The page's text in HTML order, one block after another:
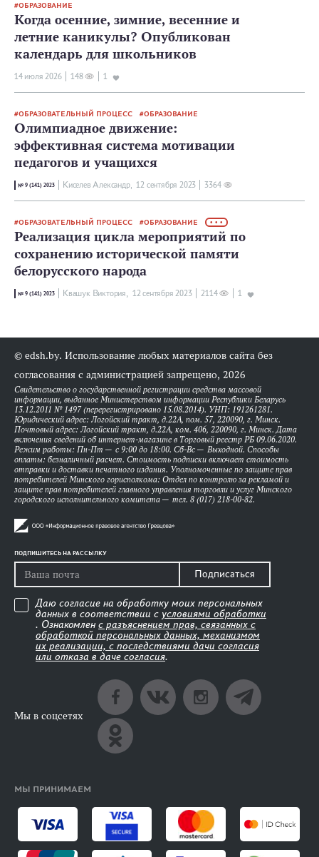
ОБРАЗОВАНИЕ
Когда осенние, зимние, весенние и
летние каникулы? Опубликован
календарь для школьников
14 июля 2026 148 1
ОБРАЗОВАТЕЛЬНЫЙ ПРОЦЕСС ОБРАЗОВАНИЕ
Олимпиадное движение:
эффективная система мотивации
педагогов и учащихся
№ 9 (141) 2023 Киселев Александр, 12 сентября 2023 3364
ОБРАЗОВАТЕЛЬНЫЙ ПРОЦЕСС ОБРАЗОВАНИЕ • • •
Реализация цикла мероприятий по
сохранению исторической памяти
белорусского народа
№ 9 (141) 2023 Квашук Виктория, 12 сентября 2023 2114 1
© edsh.by. Использование любых материалов сайта без
согласования с администрацией запрещено, 2026
Свидетельство о государственной регистрации средства массовой
информации, выданное Министерством информации Республики Беларусь
13.12.2011 № 1497 (перерегистрировано 15.08.2014). УНП: 191261281.
Юридический адрес: Логойский тракт, д.22А, пом. 57, 220090, г. Минск.
Почтовый адрес: Логойский тракт, д.22А, ком. 406, 220090, г. Минск. Дата
включения сведений об интернет-магазине в Торговый реестр РБ 09.06.2020.
Режим работы: Пн-Пт — с 9:00 до 18:00. Сб-Вс — Выходной. Способы
оплаты: безналичный расчет. Стоимость подписки включает стоимость
отправки и доставки печатного издания. Уполномоченные по защите прав
потребителей Минского горисполкома: Отдел по контролю за рекламой и
защите прав потребителей главного управления торговли и услуг Минского
городского исполнительного комитета — тел. 8 (017) 218-00-82.
ПОДПИШИТЕСЬ НА РАССЫЛКУ
Подписаться
Даю согласие на обработку моих персональных
данных в соответствии с условиями обработки
. Ознакомлен с разъяснением прав, связанных с
обработкой персональных данных, механизмом
их реализации, с последствиями дачи согласия
или отказа в даче согласия.
Мы в соцсетях
МЫ ПРИНИМАЕМ